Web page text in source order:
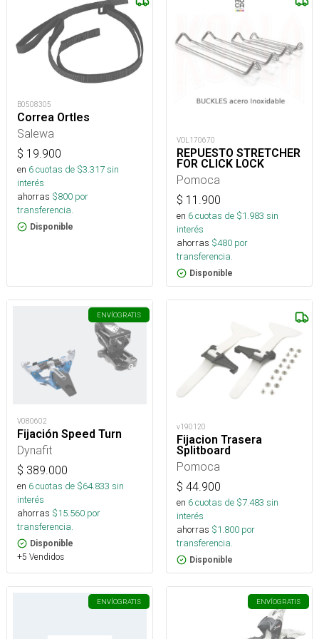
B0508305
Correa Ortles
Salewa
$ 19.900
en 6cuotas de $3.317sin
interés
ahorras $800 por
transferencia.
Disponible
VOL170670
REPUESTO STRETCHER
FOR CLICK LOCK
Pomoca
$ 11.900
en 6cuotas de $1.983 sin
interés
ahorras $480 por
transferencia.
Disponible
ENVÍOGRATIS
V080602
Fijación Speed Turn
Dynafit
$ 389.000
en 6cuotas de $64.833 sin
interés
ahorras $15.560 por
transferencia.
Disponible
+5 Vendidos
v190120
Fijacion Trasera
Splitboard
Pomoca
$ 44.900
en 6cuotas de $7.483 sin
interés
ahorras $1.800 por
transferencia.
Disponible
ENVÍOGRATIS ENVÍOGRATIS